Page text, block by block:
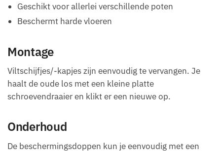
Geschikt voor allerlei verschillende poten
Beschermt harde vloeren
Montage
Viltschijfjes/-kapjes zijn eenvoudig te vervangen. Je
haalt de oude los met een kleine platte
schroevendraaier en klikt er een nieuwe op.
Onderhoud
De beschermingsdoppen kun je eenvoudig met een